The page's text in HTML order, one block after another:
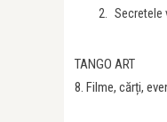
Secretele
TANGO ART
8. Filme, cărți,